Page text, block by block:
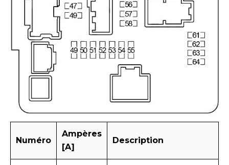
Numéro
Ampères
[A]
Description